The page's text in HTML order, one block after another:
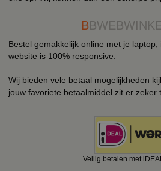
B
Bestel gemakkelijk online met je
website is 100% responsive.
Wij bieden vele betaal mogelijkheden
jouw favoriete betaalmiddel zit er zeker
Veilig betalen met